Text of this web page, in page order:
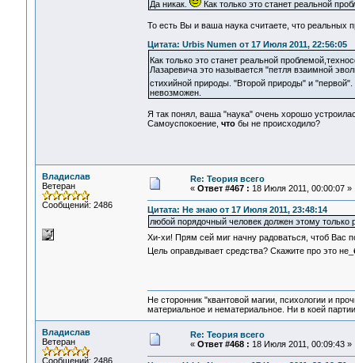
Да никак. Как только это станет реальной
То есть Вы и ваша наука считаете, что реальных
Цитата: Urbis Numen от 17 Июля 2011, 22:56:05
Как только это станет реальной
Лазаревича это называется "петля взаимной
стихийной природы. "Второй природы" и "первой".
невозможен.
Я так понял, ваша "наука" очень хорошо
Самоуспокоение, чтобы не происходило?
Владислав
Ветеран
Сообщений: 2486
Re: Теория всего
« Ответ #467 : 18 Июля 2011, 00:00:07 »
Цитата: Не знаю от 17 Июля 2011, 23:48:14
любой порядочный человек должен этому только
Хи-хи! Прям сей миг начну радоваться, чтоб Вас
Цель оправдывает средства? Скажите про это не_
Не сторонник "квантовой магии, психологии и
материальное и нематериальное. Ни в коей
Владислав
Ветеран
Сообщений: 2486
Re: Теория всего
« Ответ #468 : 18 Июля 2011, 00:09:43 »